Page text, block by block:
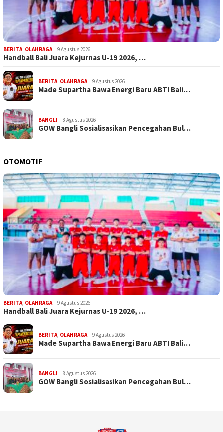
BERITA OLAHRAGA 9 Agustus 2026
Handball Bali Juara Kejurnas U-19 2026, …
BERITA OLAHRAGA 9 Agustus 2026
Made Supartha Bawa Energi Baru ABTI Bali…
BANGLI 8 Agustus 2026
GOW Bangli Sosialisasikan Pencegahan Bul…
OTOMOTIF
BERITA, OLAHRAGA 9 Agustus 2026
Handball Bali Juara Kejurnas U-19 2026, …
BERITA, OLAHRAGA 9 Agustus 2026
Made Supartha Bawa Energi Baru ABTI Bali…
BANGLI 8 Agustus 2026
GOW Bangli Sosialisasikan Pencegahan Bul…